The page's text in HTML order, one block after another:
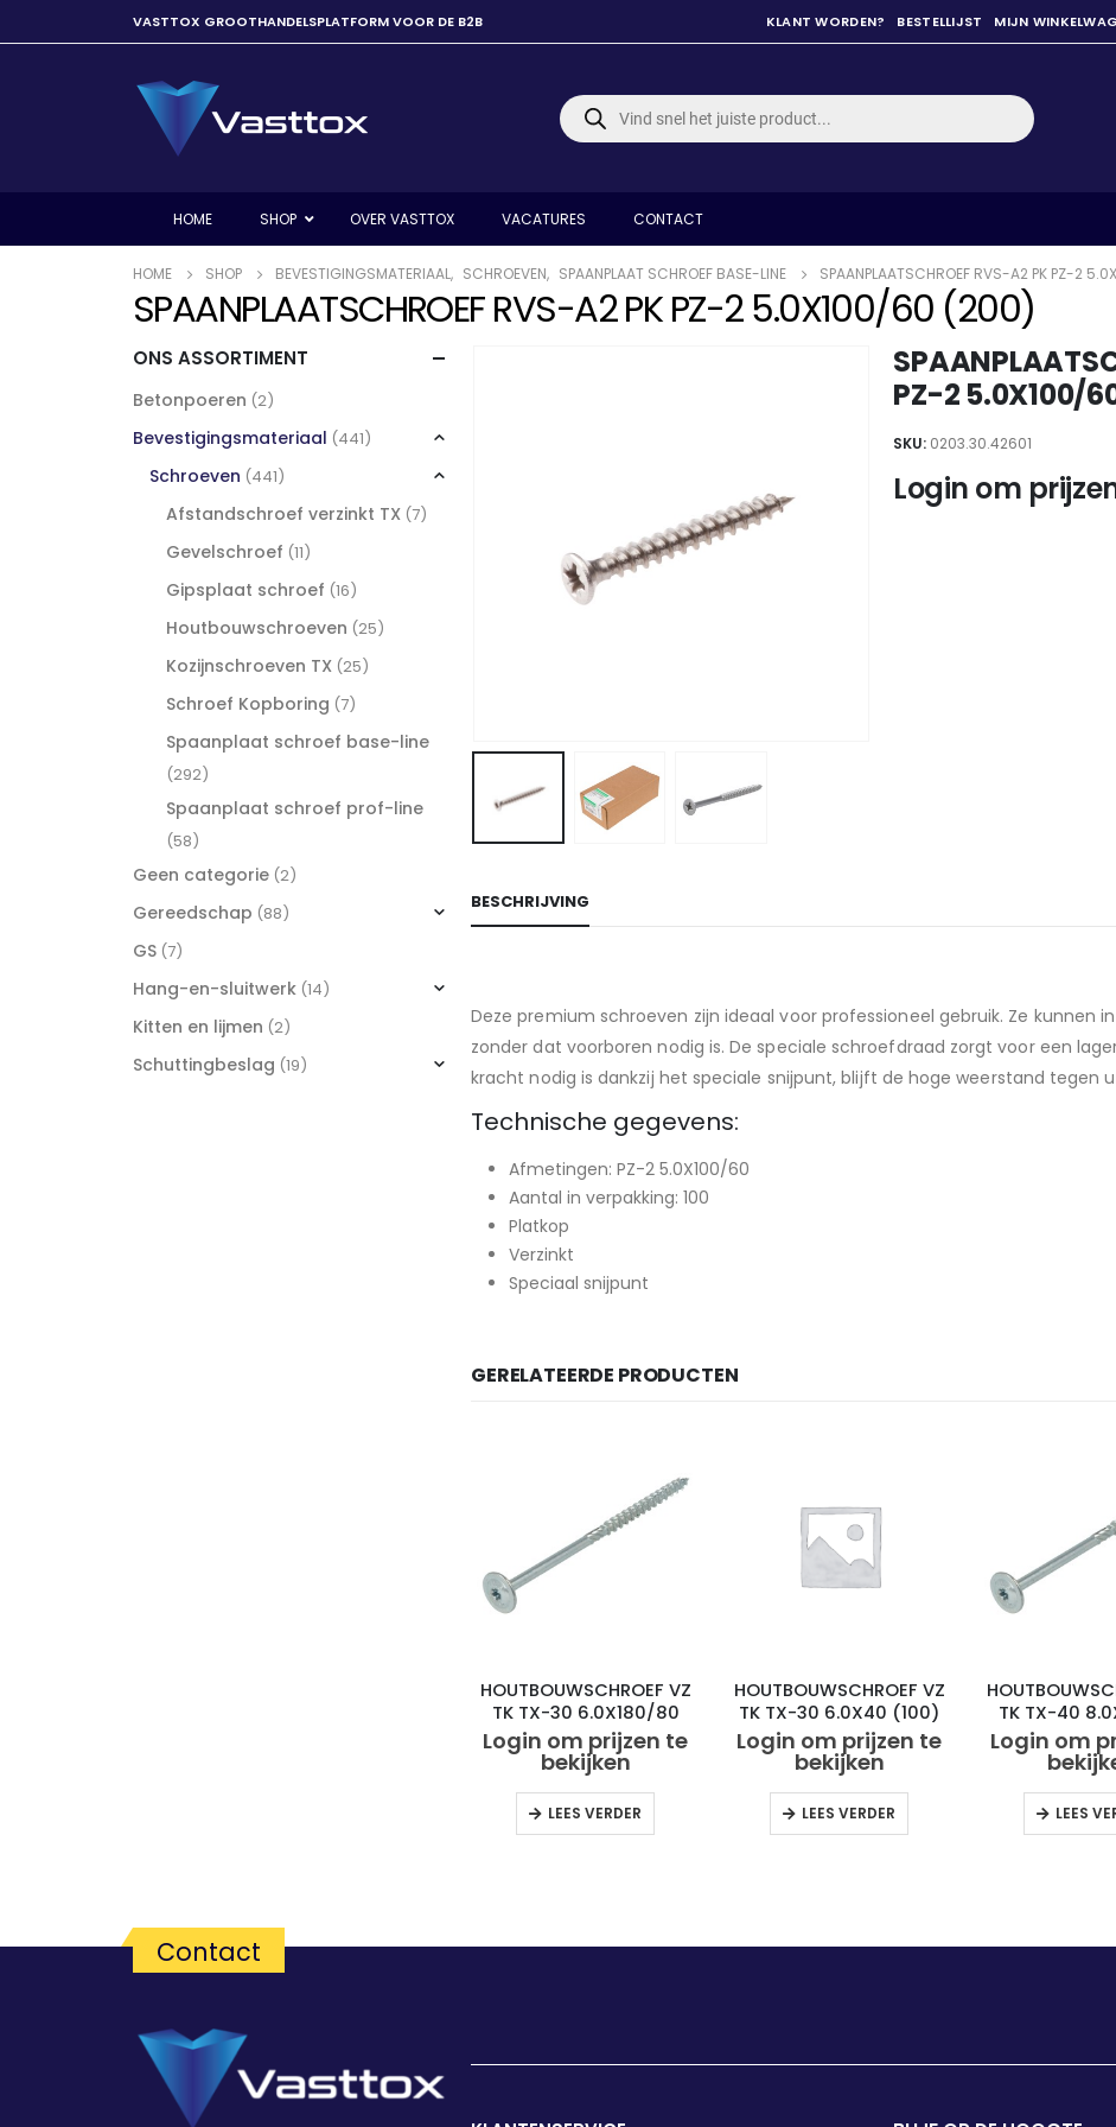
VASTTOX GROOTHANDELSPLATFORM VOOR DE B2B KLANT WORDEN? BESTELLIJST MIJN
Producten
zoeken
HOME SHOP OVER VASTTOX VACATURES CONTACT
HOME SHOP BEVESTIGINGSMATERIAAL, SCHROEVEN, SPAANPLAAT SCHROEF BASE-LINE SPAANPLAATSCHROEF RVS-A2 PK PZ-2
SPAANPLAATSCHROEF RVS-A2 PK PZ-2 5.0X100/60 (200)
PZ-2 5.0X100/
SKU: 0203.30.42601
Login om
BESCHRIJVING
Deze premium schroeven zijn ideaal voor professioneel gebruik. Ze kunnen
zonder dat voorboren nodig is. De speciale schroefdraad zorgt voor een
kracht nodig is dankzij het speciale snijpunt, blijft de hoge weerstand tegen
Technische gegevens:
Afmetingen: PZ-2 5.0X100/60
Aantal in verpakking: 100
Platkop
Verzinkt
Speciaal snijpunt
GERELATEERDE PRODUCTEN
HOUTBOUWSCHROEF VZ
TK TX-30 6.0X180/80
(50)
Login om prijzen te
bekijken
LEES VERDER
HOUTBOUWSCHROEF VZ
TK TX-30 6.0X40 (100)
Login om prijzen te
bekijken
LEES VERDER
TK TX-40
(50)
Login om
LEES
ONS ASSORTIMENT
Betonpoeren (2)
Bevestigingsmateriaal (441)
Schroeven (441)
Afstandschroef verzinkt TX (7)
Gevelschroef (11)
Gipsplaat schroef (16)
Houtbouwschroeven (25)
Kozijnschroeven TX (25)
Schroef Kopboring (7)
Spaanplaat schroef base-line
(292)
Spaanplaat schroef prof-line
(58)
Geen categorie (2)
Gereedschap (88)
GS (7)
Hang-en-sluitwerk (14)
Kitten en lijmen (2)
Schuttingbeslag (19)
Contact